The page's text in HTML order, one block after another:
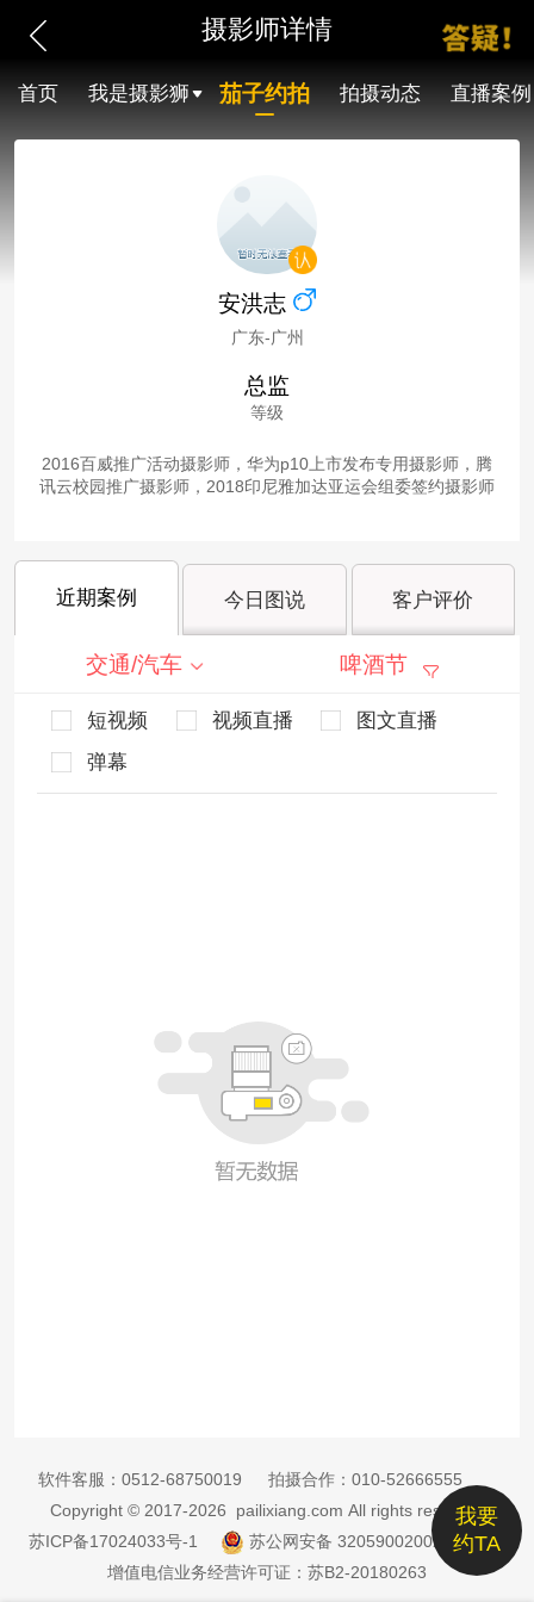
摄影师详情
首页 我是摄影狮 茄子约拍 拍摄动态 直播案例
安洪志
广东-广州
总监
等级
2016百威推广活动摄影师，华为p10上市发布专用摄影师，腾
讯云校园推广摄影师，2018印尼雅加达亚运会组委签约摄影师
近期案例 今日图说 客户评价
交通/汽车 啤酒节
短视频 视频直播
图文直播
弹幕
我要
约TA
软件客服： 0512-68750019 拍摄合作： 010-52666555
Copyright © 2017-2026 pailixiang.com All rights reserved
苏ICP备17024033号-1
苏公网安备 32059002002885号
增值电信业务经营许可证：苏B2-20180263